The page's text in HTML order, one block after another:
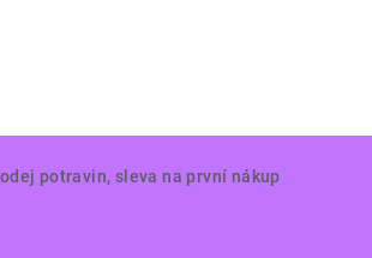
potravin, sleva na první nákup